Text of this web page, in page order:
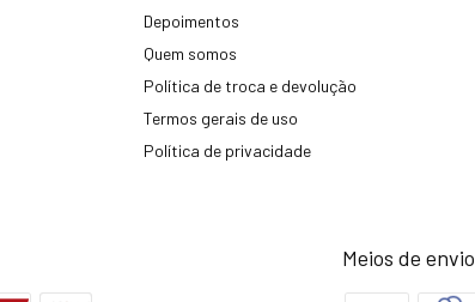
Depoimentos
Quem somos
Política de troca e devolução
Termos gerais de uso
Política de privacidade
Meios de envio